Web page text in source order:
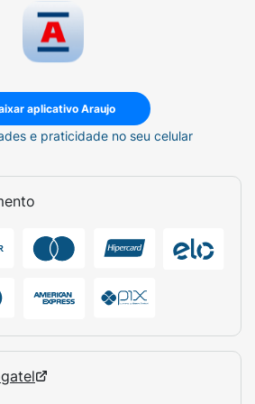
aplicativo Araujo
e praticidade no seu celular